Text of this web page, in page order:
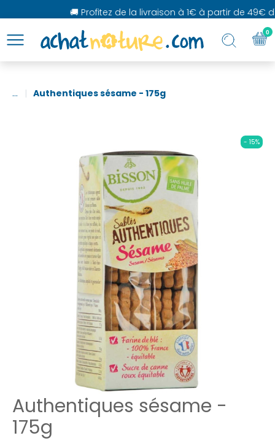
🚚 Profitez de la livraison à 1€ à partir de 49€
... Authentiques sésame - 175g
- 15%
Authentiques sésame -
175g
0